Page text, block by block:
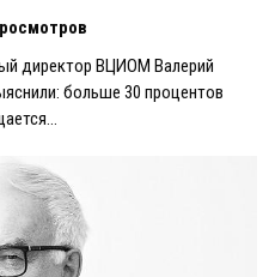
директор ВЦИОМ Валерий
больше 30 процентов